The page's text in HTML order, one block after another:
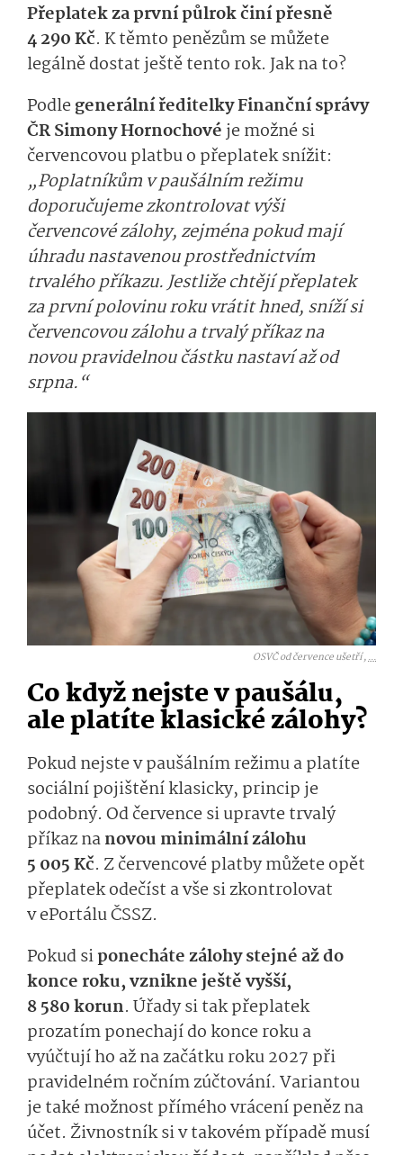
Přeplatek za první půlrok činí přesně
4 290 Kč. K těmto penězům se můžete
legálně dostat ještě tento rok. Jak na to?
Podlegenerální ředitelky Finanční správy
ČR Simony Hornochovéje možné si
červencovou platbu o přeplatek snížit:
„Poplatníkům v paušálním režimu
doporučujeme zkontrolovat výši
červencové zálohy, zejména pokud mají
úhradu nastavenou prostřednictvím
trvalého příkazu. Jestliže chtějí přeplatek
za první polovinu roku vrátit hned, sníží si
červencovou zálohu a trvalý příkaz na
novou pravidelnou částku nastaví až od
srpna.“
OSVČ od července ušetří ,...
Co když nejste v paušálu,
ale platíte klasické zálohy?
Pokud nejste v paušálním režimu a platíte
sociální pojištění klasicky, princip je
podobný. Od července si upravte trvalý
příkaz nanovou minimální zálohu
5 005 Kč. Z červencové platby můžete opět
přeplatek odečíst a vše si zkontrolovat
v ePortálu ČSSZ.
Pokud siponecháte zálohy stejné až do
konce roku, vznikne ještě vyšší,
8 580 korun. Úřady si tak přeplatek
prozatím ponechají do konce roku a
vyúčtují ho až na začátku roku 2027 při
pravidelném ročním zúčtování. Variantou
je také možnost přímého vrácení peněz na
účet. Živnostník si v takovém případě musí